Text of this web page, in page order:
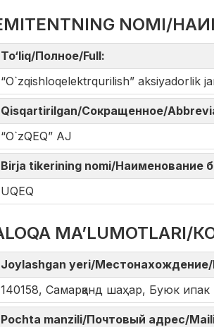
NOMI/
To‘liq/Полное/Full:
“O`zqishloqelektrqurilish” aksiyadorlik
Qisqartirilgan/Сокращенное/
“O`zQEQ” AJ
Birja tikerining nomi/Наименование
UQEQ
Joylashgan yeri/
140158, Самарқанд шаҳар, Буюк ипак
Pochta manzili/Почтовый адрес/